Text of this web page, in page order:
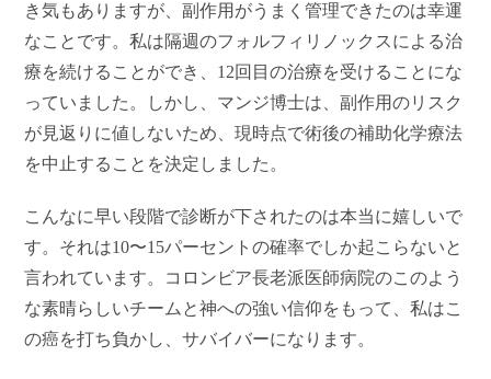
き気もありますが、副作用がうまく管理できたのは幸運
なことです。私は隔週のフォルフィリノックスによる治
療を続けることができ、12回目の治療を受けることにな
っていました。しかし、マンジ博士は、副作用のリスク
が見返りに値しないため、現時点で術後の補助化学療法
を中止することを決定しました。
こんなに早い段階で診断が下されたのは本当に嬉しいで
す。それは10〜15パーセントの確率でしか起こらないと
言われています。コロンビア長老派医師病院のこのよう
な素晴らしいチームと神への強い信仰をもって、私はこ
の癌を打ち負かし、サバイバーになります。